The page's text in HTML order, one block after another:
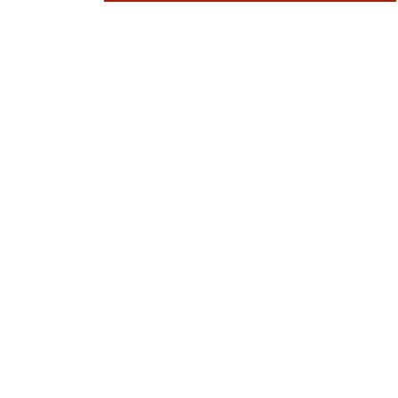
24
#TBT:
THE